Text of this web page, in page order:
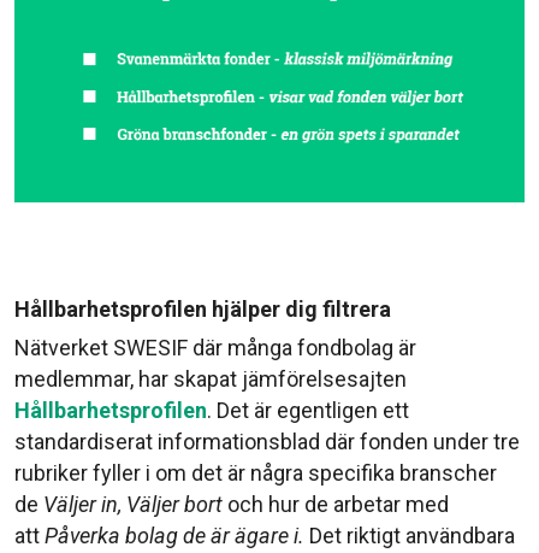
Hållbarhetsprofilen hjälper dig filtrera
Nätverket SWESIF där många fondbolag är
medlemmar, har skapat jämförelsesajten
Hållbarhetsprofilen. Det är egentligen ett
standardiserat informationsblad där fonden under tre
rubriker fyller i om det är några specifika branscher
de Väljer in, Väljer bort och hur de arbetar med
attPåverka bolag de är ägare i. Det riktigt användbara